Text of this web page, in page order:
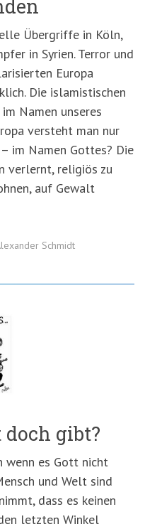
Übergriffe in Köln,
in Syrien. Terror und
Europa
Die islamistischen
Namen unseres
versteht man nur
im Namen Gottes? Die
verlernt, religiös zu
auf Gewalt
Schmidt
doch gibt?
wenn es Gott nicht
und Welt sind
dass es keinen
letzten Winkel